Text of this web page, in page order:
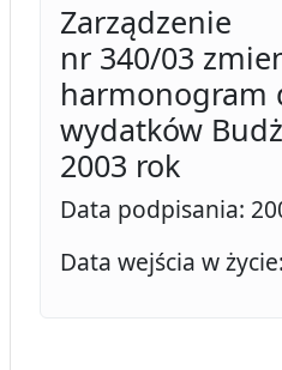
Zarządzenie
nr 340/03
harmonogram
wydatków
2003 rok
Data podpisania:
Data wejścia w